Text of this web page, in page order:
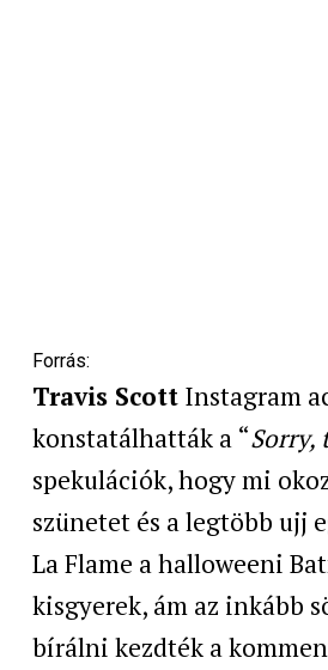
Forrás:
Travis Scott Instagram
konstatálhatták a “Sorry,
spekulációk, hogy mi
szünetet és a legtöbb ujj
La Flame a halloweeni
kisgyerek, ám az inkább
bírálni kezdték a